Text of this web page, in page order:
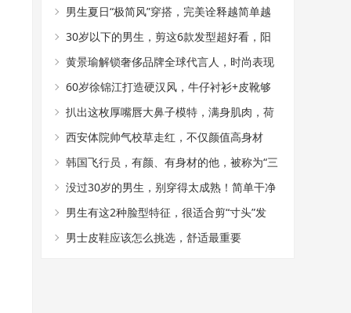
男生夏日“极简风”穿搭，完美诠释越简单越
帅气
30岁以下的男生，剪这6款发型超好看，阳
光又帅气
黄景瑜解锁奢侈品牌全球代言人，时尚表现
力真好
60岁徐锦江打造硬汉风，牛仔衬衫+皮靴够
时髦
扒出这枚厚嘴唇大鼻子模特，满身肌肉，荷
尔蒙爆棚
西安体院帅气校草走红，不仅颜值高身材
好，还是国家级田径运动员
韩国飞行员，有颜、有身材的他，被称为“三
十年一见的神颜”
没过30岁的男生，别穿得太成熟！简单干净
的T恤搭配，帅气又减龄
男生有这2种脸型特征，很适合剪“寸头”发
型，阳光又帅气
男士皮鞋应该怎么挑选，舒适最重要